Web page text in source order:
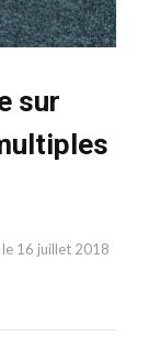
sur
16 juillet 2018